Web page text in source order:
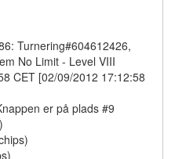
Turnering#604612426,
No Limit - Level VIII
CET [02/09/2012 17:12:58
er på plads #9